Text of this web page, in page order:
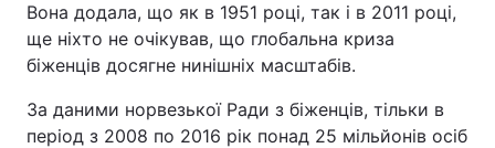
Вона додала, що як в 1951 році, так і в 2011 році,
ще ніхто не очікував, що глобальна криза
біженців досягне нинішніх масштабів.
За даними норвезької Ради з біженців, тільки в
період з 2008 по 2016 рік понад 25 мільйонів осіб